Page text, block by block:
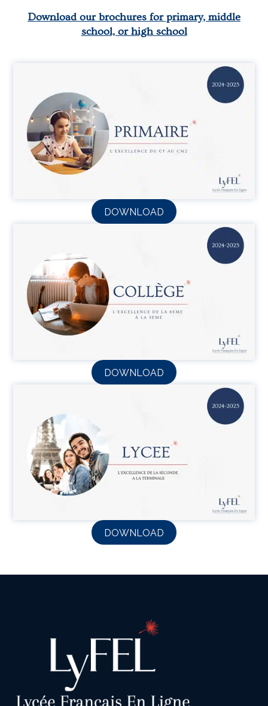
Download our brochures for primary, middle
school, or high school
DOWNLOAD
DOWNLOAD
DOWNLOAD